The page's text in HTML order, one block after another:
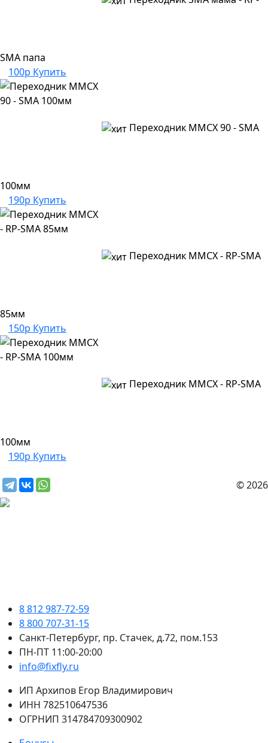
SMA папа
100р Купить
Переходник MMCX 90 - SMA
100мм
190р Купить
Переходник MMCX - RP-SMA
85мм
150р Купить
Переходник MMCX - RP-SMA
100мм
190р Купить
© 2026
8 812 987-72-59
8 800 707-31-15
Санкт-Петербург, пр. Стачек, д.72, пом.153
ПН-ПТ 11:00-20:00
info@fixfly.ru
ИП Архипов Егор Владимирович
ИНН 782510647536
ОГРНИП 314784709300902